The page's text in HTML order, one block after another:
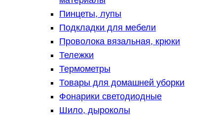
Пинцеты, лупы
Подкладки для мебели
Проволока вязальная, крюки
Тележки
Термометры
Товары для домашней уборки
Фонарики светодиодные
Шило, дыроколы